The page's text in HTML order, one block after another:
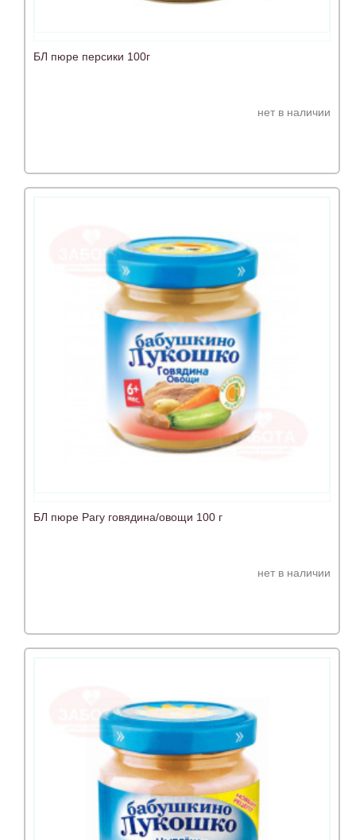
БЛ пюре персики 100г
нет в наличии
БЛ пюре Рагу говядина/овощи 100 г
нет в наличии